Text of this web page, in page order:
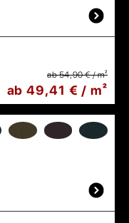
ab 54,90 € / m²
ab 49,41 € / m²